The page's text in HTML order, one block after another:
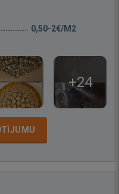
0,50-2€/M2
+24